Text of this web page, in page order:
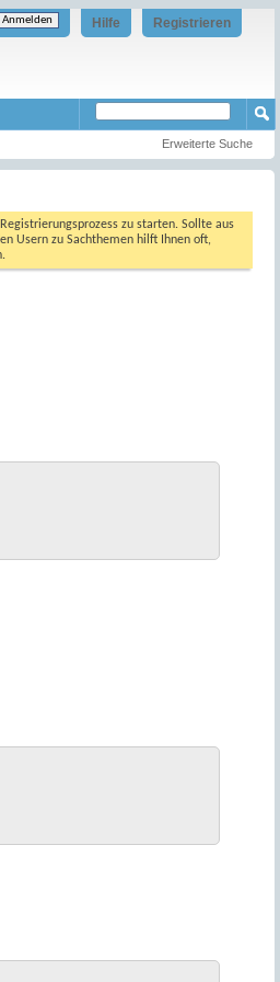
Registrieren
Hilfe
Erweiterte Suche
zu starten. Sollte aus
Usern zu Sachthemen hilft Ihnen oft,